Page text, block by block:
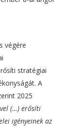
végére
stratégiai
A
2025
(…) erősíti
igényeinek az